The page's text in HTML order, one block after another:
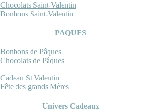
Chocolats Saint-Valentin
Bonbons Saint-Valentin
PAQUES
Bonbons de Pâques
Chocolats de Pâques
Cadeau St Valentin
Fête des grands Mères
Univers Cadeaux